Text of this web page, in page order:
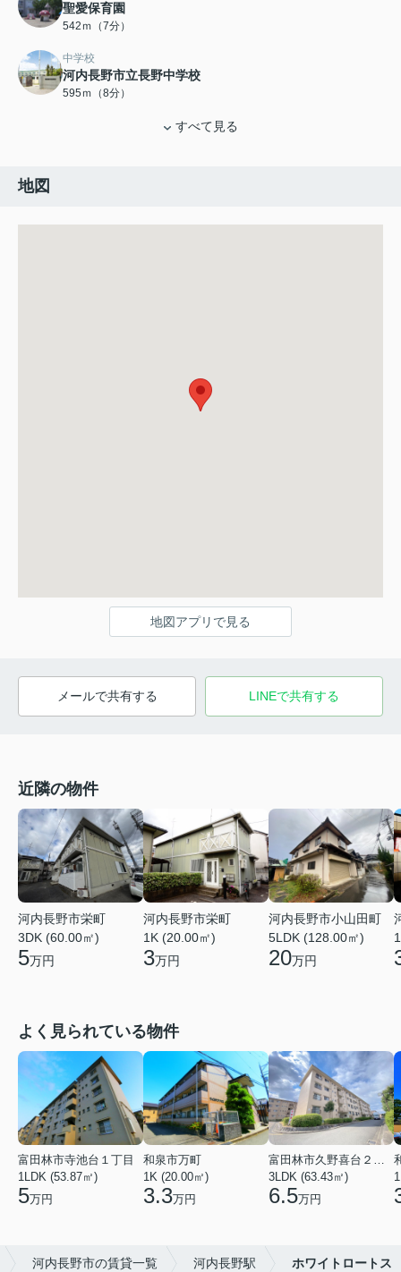
聖愛保育園
542ｍ（7分）
中学校
河内長野市立長野中学校
595ｍ（8分）
すべて見る
地図
地図アプリで見る
メールで共有する LINEで共有する
近隣の物件
河内長野市栄町
3DK (60.00㎡)
5万円
河内長野市栄町
1K (20.00㎡)
3万円
河内長野市小山田町
5LDK (128.00㎡)
20万円
よく見られている物件
富田林市寺池台１丁目
1LDK (53.87㎡)
5万円
和泉市万町
1K (20.00㎡)
3.3万円
富田林市久野喜台２丁目
3LDK (63.43㎡)
6.5万円
河内長野市の賃貸一覧 河内長野駅 ホワイトロートス